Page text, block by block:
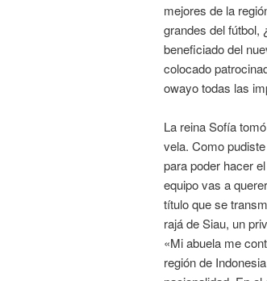
mejores de la
grandes del fútbol,
beneficiado del
colocado
owayo todas las
La reina Sofía
vela. Como
para poder hacer
equipo vas a
título que se
rajá de Siau, un
«Mi abuela me
región de